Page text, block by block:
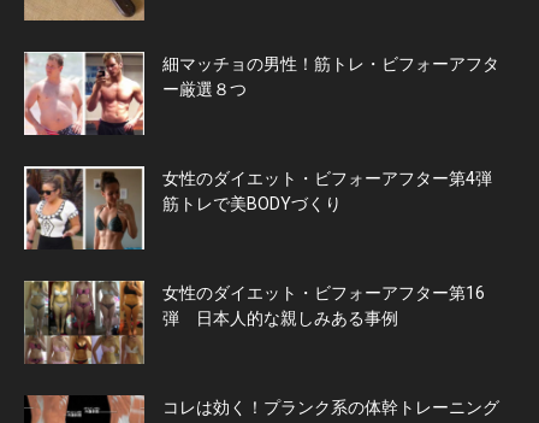
細マッチョの男性！筋トレ・ビフォーアフタ
ー厳選８つ
女性のダイエット・ビフォーアフター第4弾
筋トレで美BODYづくり
女性のダイエット・ビフォーアフター第16
弾 日本人的な親しみある事例
コレは効く！プランク系の体幹トレーニング